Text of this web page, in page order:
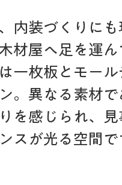
内装づくりに
材屋へ足を運ん
一枚板とモー
。異なる素材
を感じられ、
スが光る空間で